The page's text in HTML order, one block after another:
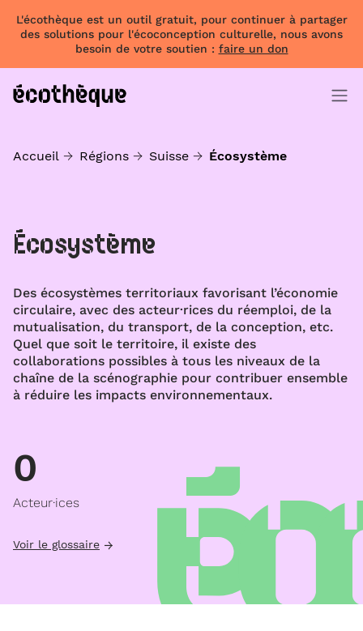
L'écothèque est un outil gratuit, pour continuer à partager
des solutions pour l'écoconception culturelle, nous avons
besoin de votre soutien : faire un don
Accueil Régions Suisse Écosystème
Écosystème
Des écosystèmes territoriaux favorisant l’économie
circulaire, avec des acteur·rices du réemploi, de la
mutualisation, du transport, de la conception, etc.
Quel que soit le territoire, il existe des
collaborations possibles à tous les niveaux de la
chaîne de la scénographie pour contribuer ensemble
à réduire les impacts environnementaux.
0
Acteur·ices
Voir le glossaire